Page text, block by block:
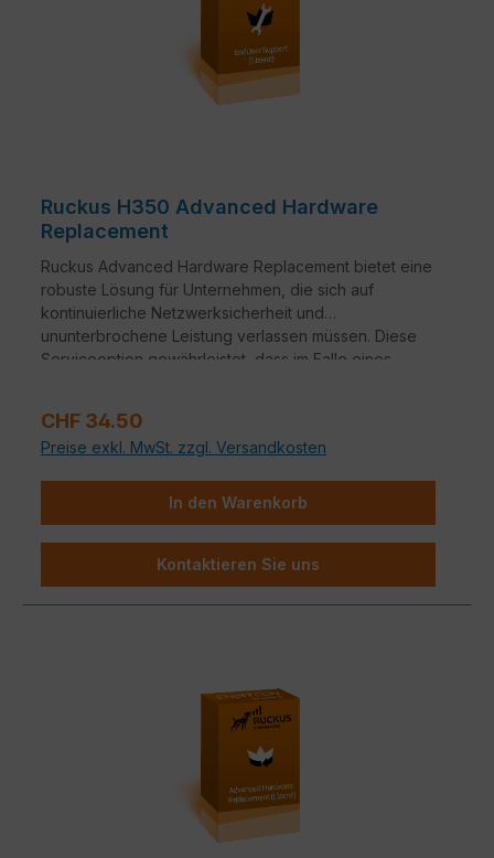
Ruckus H350 Advanced Hardware
Replacement
Ruckus Advanced Hardware Replacement bietet eine
robuste Lösung für Unternehmen, die sich auf
kontinuierliche Netzwerksicherheit und
ununterbrochene Leistung verlassen müssen. Diese
Serviceoption gewährleistet, dass im Falle eines
Verkaufspreis:
CHF 34.50
Preise exkl. MwSt. zzgl. Versandkosten
In den Warenkorb
Kontaktieren Sie uns